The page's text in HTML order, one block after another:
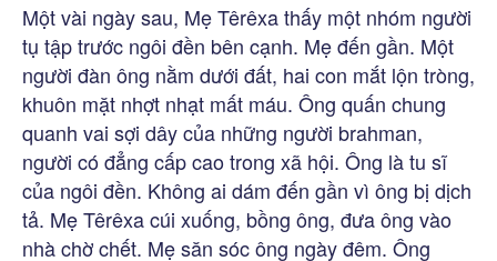
Một vài ngày sau, Mẹ Têrêxa thấy một nhóm người
tụ tập trước ngôi đền bên cạnh. Mẹ đến gần. Một
người đàn ông nằm dưới đất, hai con mắt lộn tròng,
khuôn mặt nhợt nhạt mất máu. Ông quấn chung
quanh vai sợi dây của những người brahman,
người có đẳng cấp cao trong xã hội. Ông là tu sĩ
của ngôi đền. Không ai dám đến gần vì ông bị dịch
tả. Mẹ Têrêxa cúi xuống, bồng ông, đưa ông vào
nhà chờ chết. Mẹ săn sóc ông ngày đêm. Ông